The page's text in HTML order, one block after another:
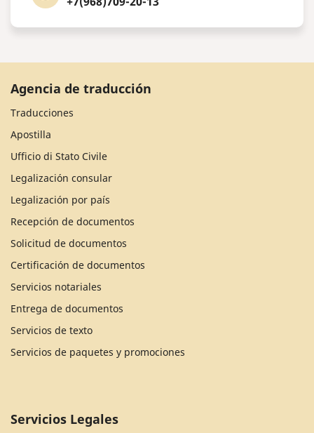
Agencia de traducción
Traducciones
Apostilla
Ufficio di Stato Civile
Legalización consular
Legalización por país
Recepción de documentos
Solicitud de documentos
Certificación de documentos
Servicios notariales
Entrega de documentos
Servicios de texto
Servicios de paquetes y promociones
Servicios Legales